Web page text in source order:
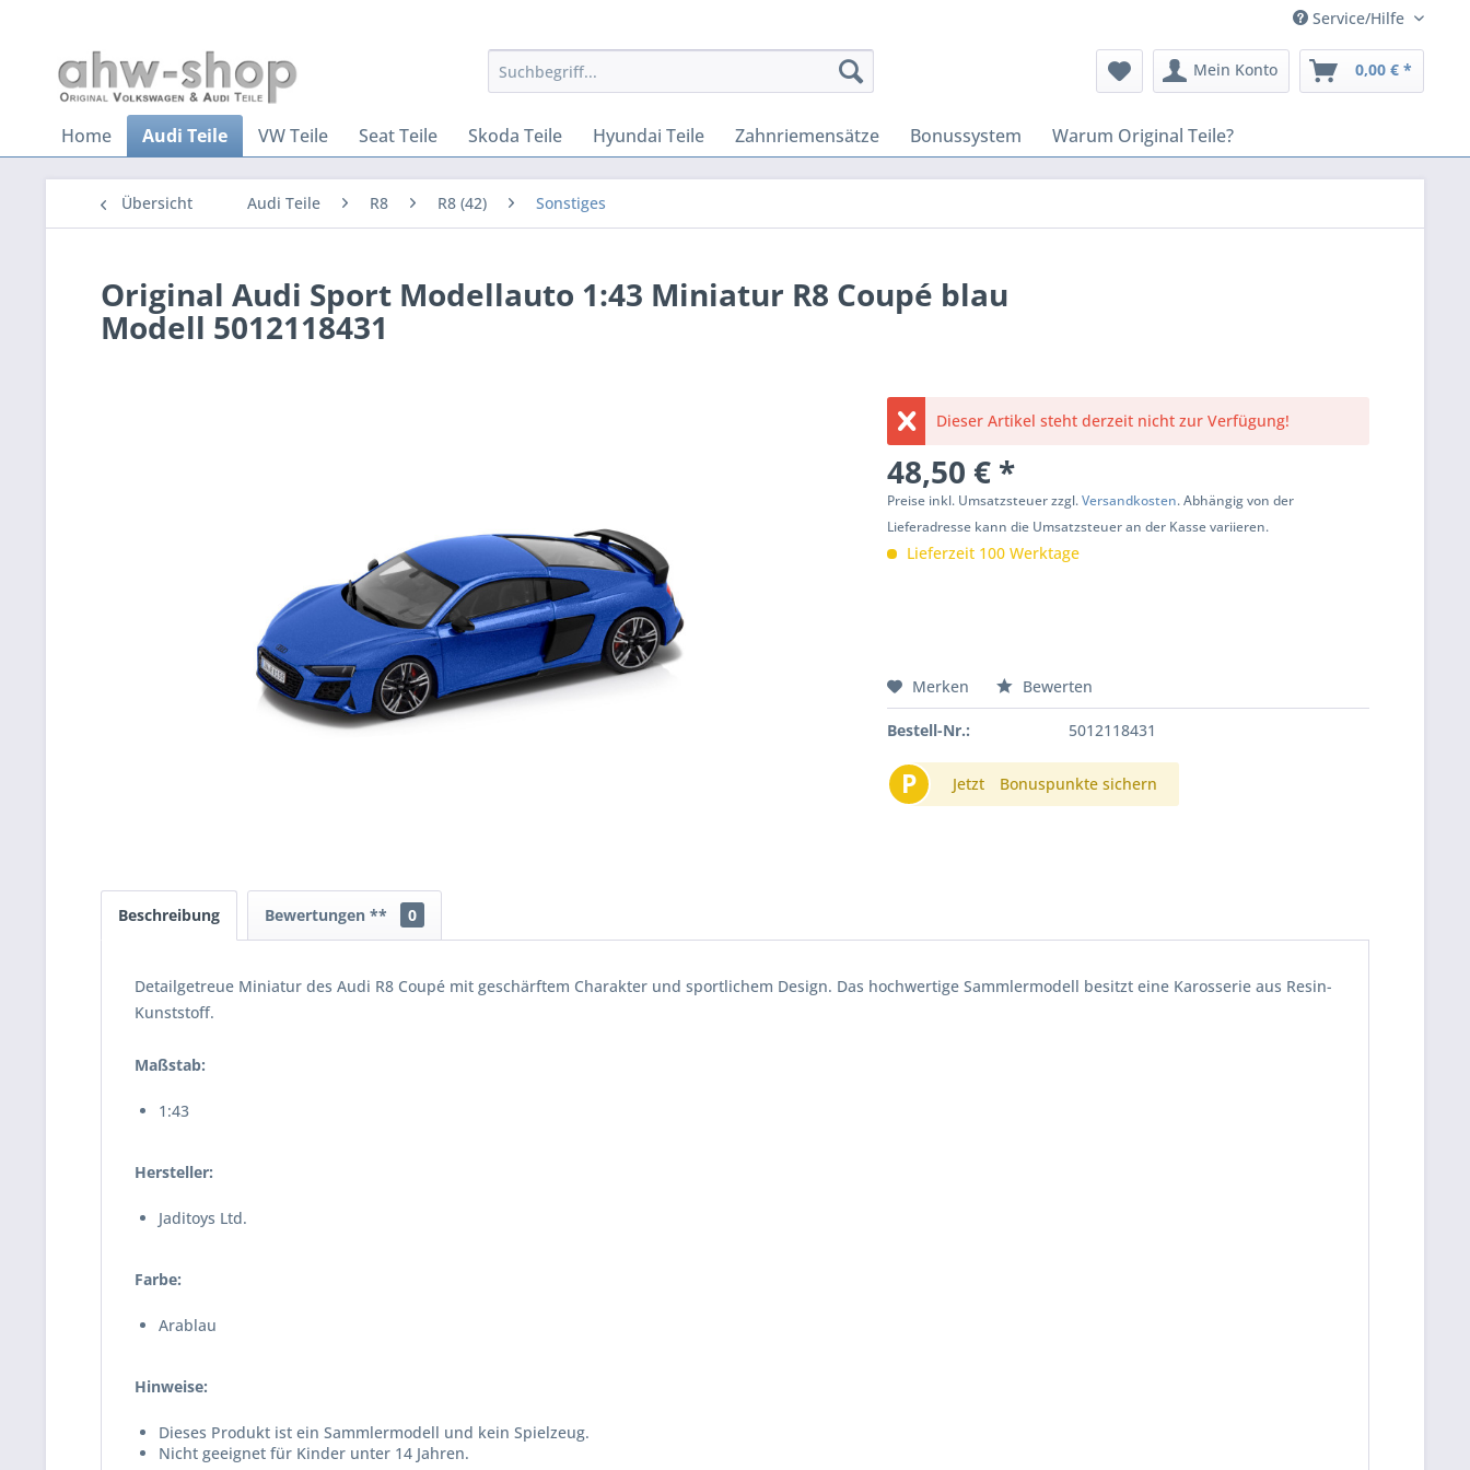
Service/Hilfe
Mein Konto 0,00 € *
Home Audi Teile VW Teile Seat Teile Skoda Teile Hyundai Teile Zahnriemensätze Bonussystem Warum Original Teile?
Übersicht Audi Teile R8 R8 (42) Sonstiges
Original Audi Sport Modellauto 1:43 Miniatur R8 Coupé blau
Modell 5012118431
Dieser Artikel steht derzeit nicht zur Verfügung!
48,50 € *
Preise inkl. Umsatzsteuer zzgl.Versandkosten. Abhängig von der
Lieferadresse kann die Umsatzsteuer an der Kasse variieren.
Lieferzeit 100 Werktage
Merken Bewerten
Bestell-Nr.: 5012118431
P Jetzt Bonuspunkte sichern
Beschreibung Bewertungen ** 0
Detailgetreue Miniatur des Audi R8 Coupé mit geschärftem Charakter und sportlichem Design. Das hochwertige Sammlermodell besitzt eine Karosserie aus Resin-
Kunststoff.
Maßstab:
1:43
Hersteller:
Jaditoys Ltd.
Farbe:
Arablau
Hinweise:
Dieses Produkt ist ein Sammlermodell und kein Spielzeug.
Nicht geeignet für Kinder unter 14 Jahren.